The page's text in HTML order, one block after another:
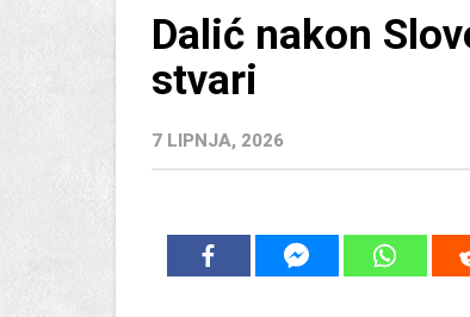
Dalić nakon
stvari
7 LIPNJA, 2026